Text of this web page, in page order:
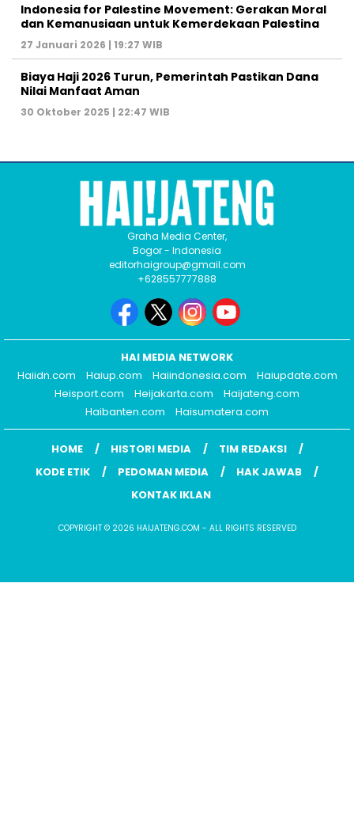
Indonesia for Palestine Movement: Gerakan Moral
dan Kemanusiaan untuk Kemerdekaan Palestina
27 Januari 2026 | 19:27 WIB
Biaya Haji 2026 Turun, Pemerintah Pastikan Dana
Nilai Manfaat Aman
30 Oktober 2025 | 22:47 WIB
Graha Media Center,
Bogor - Indonesia
editorhaigroup@gmail.com
+628557777888
HAI MEDIA NETWORK
Haiidn.com
Haiup.com Haiindonesia.com
Haiupdate.com
Heisport.com
Heijakarta.com
Haijateng.com
Haibanten.com
Haisumatera.com
HOME HISTORI MEDIA
TIM REDAKSI
KODE ETIK
PEDOMAN MEDIA
HAK JAWAB
KONTAK IKLAN
COPYRIGHT © 2026 HAIJATENG.COM - ALL RIGHTS RESERVED